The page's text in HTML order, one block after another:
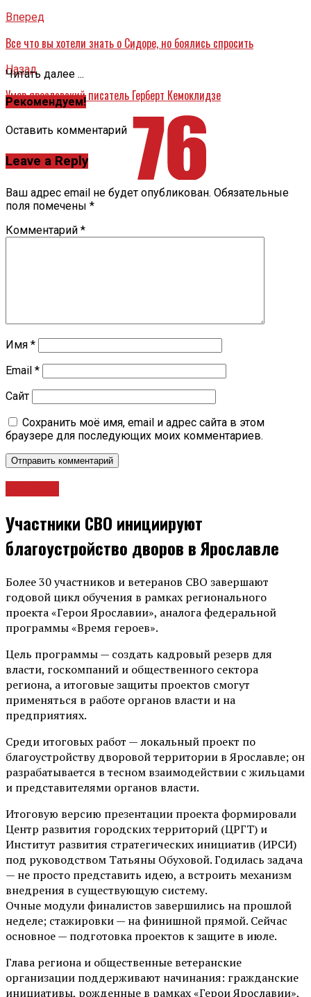
Вперед
Все что вы хотели знать о Сидоре, но боялись спросить
Назад
Умер ярославский писатель Герберт Кемоклидзе
Читать далее ...
Рекомендуем!
Оставить комментарий
Leave a Reply
Ваш адрес email не будет опубликован. Обязательные
поля помечены *
Комментарий *
Имя *
Email *
Сайт
Сохранить моё имя, email и адрес сайта в этом
браузере для последующих моих комментариев.
Участники СВО инициируют
благоустройство дворов в Ярославле
Более 30 участников и ветеранов СВО завершают
годовой цикл обучения в рамках регионального
проекта «Герои Ярославии», аналога федеральной
программы «Время героев».
Цель программы — создать кадровый резерв для
власти, госкомпаний и общественного сектора
региона, а итоговые защиты проектов смогут
применяться в работе органов власти и на
предприятиях.
Среди итоговых работ — локальный проект по
благоустройству дворовой территории в Ярославле; он
разрабатывается в тесном взаимодействии с жильцами
и представителями органов власти.
Итоговую версию презентации проекта формировали
Центр развития городских территорий (ЦРГТ) и
Институт развития стратегических инициатив (ИРСИ)
под руководством Татьяны Обуховой. Годилась задача
— не просто представить идею, а встроить механизм
внедрения в существующую систему.
Очные модули финалистов завершились на прошлой
неделе; стажировки — на финишной прямой. Сейчас
основное — подготовка проектов к защите в июле.
Глава региона и общественные ветеранские
организации поддерживают начинания: гражданские
инициативы, рожденные в рамках «Герои Ярославии»,